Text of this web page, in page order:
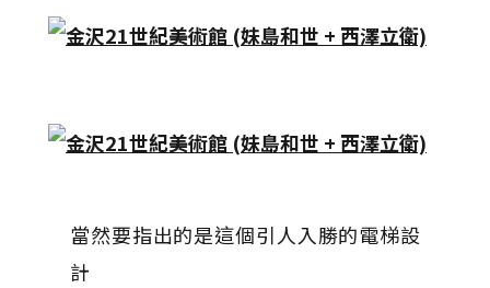
當然要指出的是這個引人入勝的電梯設
計